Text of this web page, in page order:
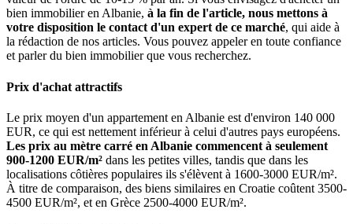
bien immobilier en Albanie, à la fin de l'article, nous mettons à
votre disposition le contact d'un expert de ce marché, qui aide à
la rédaction de nos articles. Vous pouvez appeler en toute confiance
et parler du bien immobilier que vous recherchez.
Prix d'achat attractifs
Le prix moyen d'un appartement en Albanie est d'environ 140 000
EUR, ce qui est nettement inférieur à celui d'autres pays européens.
Les prix au mètre carré en Albanie commencent à seulement
900-1200 EUR/m² dans les petites villes, tandis que dans les
localisations côtières populaires ils s'élèvent à 1600-3000 EUR/m².
À titre de comparaison, des biens similaires en Croatie coûtent 3500-
4500 EUR/m², et en Grèce 2500-4000 EUR/m².